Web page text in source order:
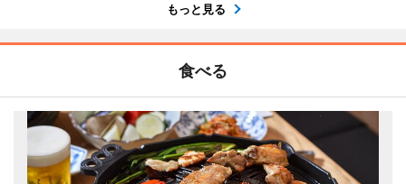
もっと見る
食べる